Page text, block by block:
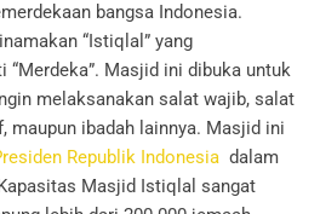
bangsa Indonesia.
“Istiqlal” yang
“Merdeka”. Masjid ini dibuka untuk
melaksanakan salat wajib, salat
maupun ibadah lainnya. Masjid ini
Republik Indonesia dalam
Masjid Istiqlal sangat